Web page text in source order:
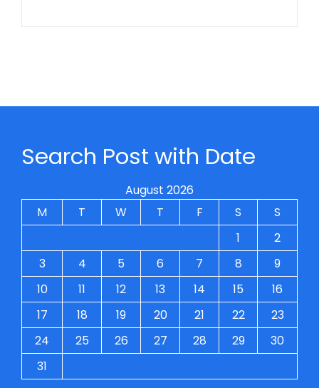
Search Post with Date
August 2026
M
T W T F S
S
1
2
3
4 5 6 7 8
9
10
11 12 13 14 15
16
17
18 19 20 21 22
23
24
25 26 27 28 29
30
31